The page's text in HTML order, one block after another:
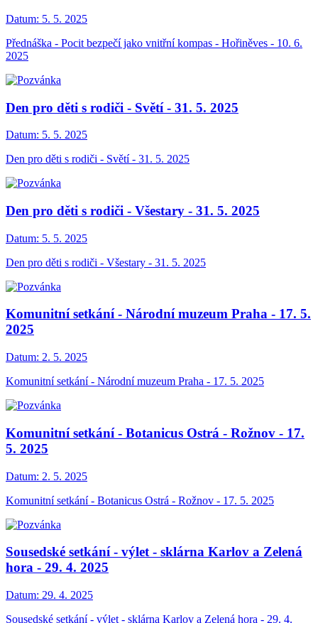
Datum: 5. 5. 2025
Přednáška - Pocit bezpečí jako vnitřní kompas - Hořiněves - 10. 6.
2025
Den pro děti s rodiči - Světí - 31. 5. 2025
Datum: 5. 5. 2025
Den pro děti s rodiči - Světí - 31. 5. 2025
Den pro děti s rodiči - Všestary - 31. 5. 2025
Datum: 5. 5. 2025
Den pro děti s rodiči - Všestary - 31. 5. 2025
Komunitní setkání - Národní muzeum Praha - 17. 5.
2025
Datum: 2. 5. 2025
Komunitní setkání - Národní muzeum Praha - 17. 5. 2025
Komunitní setkání - Botanicus Ostrá - Rožnov - 17.
5. 2025
Datum: 2. 5. 2025
Komunitní setkání - Botanicus Ostrá - Rožnov - 17. 5. 2025
Sousedské setkání - výlet - sklárna Karlov a Zelená
hora - 29. 4. 2025
Datum: 29. 4. 2025
Sousedské setkání - výlet - sklárna Karlov a Zelená hora - 29. 4.